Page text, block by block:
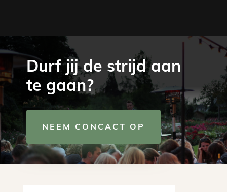
Durf jij de strijd aan
te gaan?
NEEM CONCACT OP